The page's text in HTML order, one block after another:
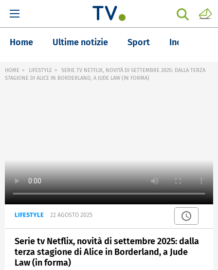
Home Ultime notizie Sport Inchieste
HOME LIFESTYLE
SERIE TV NETFLIX, NOVITÀ DI SETTEMBRE 2025: DALLA TERZA
STAGIONE DI ALICE IN BORDERLAND, A JUDE LAW (IN FORMA)
LIFESTYLE 22 AGOSTO 2025
Serie tv Netflix, novità di settembre 2025: dalla
terza stagione di Alice in Borderland, a Jude
Law (in forma)